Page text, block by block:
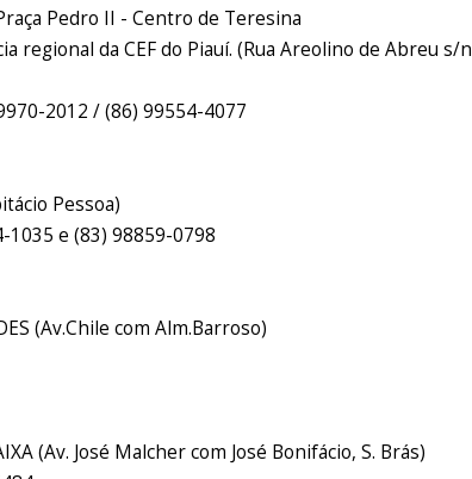
Pedro II - Centro de Teresina
regional da CEF do Piauí. (Rua Areolino de Abreu s/n
2012 / (86) 99554-4077
Pessoa)
e (83) 98859-0798
(Av.Chile com Alm.Barroso)
(Av. José Malcher com José Bonifácio, S. Brás)